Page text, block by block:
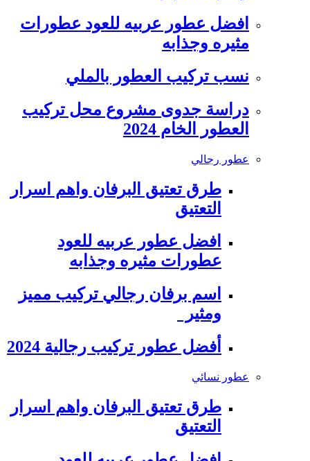
افضل عطور عربيه للعود عطورات
مثيره وجذابه
نسب تركيب العطور بالملي
دراسة جدوى مشروع محل تركيب
العطور الخام 2024
عطور رجالي
طرق تعتيق البرفان واهم اسرار
التعتيق
افضل عطور عربيه للعود
عطورات مثيره وجذابه
اسم برفان رجالي تركيب مميز
ومثير
أفضل عطور تركيب رجالية 2024
عطور نسائي
طرق تعتيق البرفان واهم اسرار
التعتيق